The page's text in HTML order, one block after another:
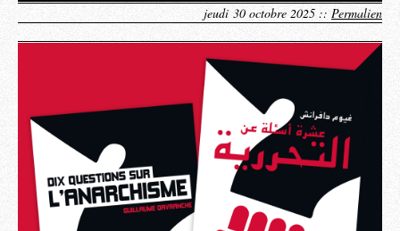
jeudi 30 octobre 2025 ::Permalien